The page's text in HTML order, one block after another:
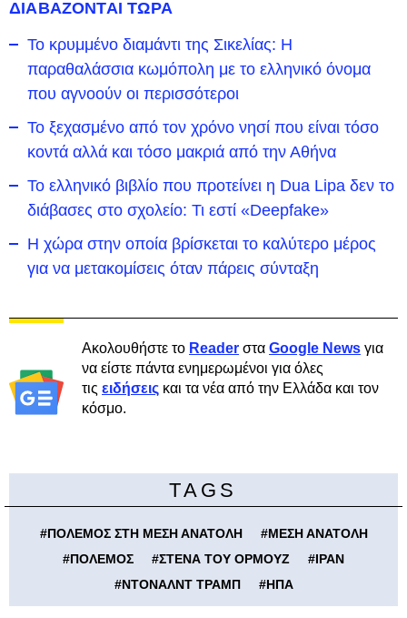
ΔΙΑΒΑΖΟΝΤΑΙ ΤΩΡΑ
Το κρυμμένο διαμάντι της Σικελίας: Η
παραθαλάσσια κωμόπολη με το ελληνικό όνομα
που αγνοούν οι περισσότεροι
To ξεχασμένο από τον χρόνο νησί που είναι τόσο
κοντά αλλά και τόσο μακριά από την Αθήνα
Το ελληνικό βιβλίο που προτείνει η Dua Lipa δεν το
διάβασες στο σχολείο: Τι εστί «Deepfake»
Η χώρα στην οποία βρίσκεται το καλύτερο μέρος
για να μετακομίσεις όταν πάρεις σύνταξη
Ακολουθήστε το Reader στα Google News για
να είστε πάντα ενημερωμένοι για όλες
τις ειδήσεις και τα νέα από την Ελλάδα και τον
κόσμο.
TAGS
#ΠΟΛΕΜΟΣ ΣΤΗ ΜΕΣΗ ΑΝΑΤΟΛΗ #ΜΕΣΗ ΑΝΑΤΟΛΗ
#ΠΟΛΕΜΟΣ #ΣΤΕΝΑ ΤΟΥ ΟΡΜΟΥΖ #ΙΡΑΝ
#ΝΤΟΝΑΛΝΤ ΤΡΑΜΠ #ΗΠΑ